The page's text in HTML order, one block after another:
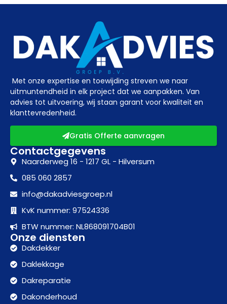
Met onze expertise en toewijding streven we naar
uitmuntendheid in elk project dat we aanpakken. Van
advies tot uitvoering, wij staan garant voor kwaliteit en
klanttevredenheid.
Gratis Offerte aanvragen
Contactgegevens
Naarderweg 16 - 1217 GL - Hilversum
085 060 2857
info@dakadviesgroep.nl
KvK nummer: 97524336
BTW nummer: NL868091704B01
Onze diensten
Dakdekker
Daklekkage
Dakreparatie
Dakonderhoud